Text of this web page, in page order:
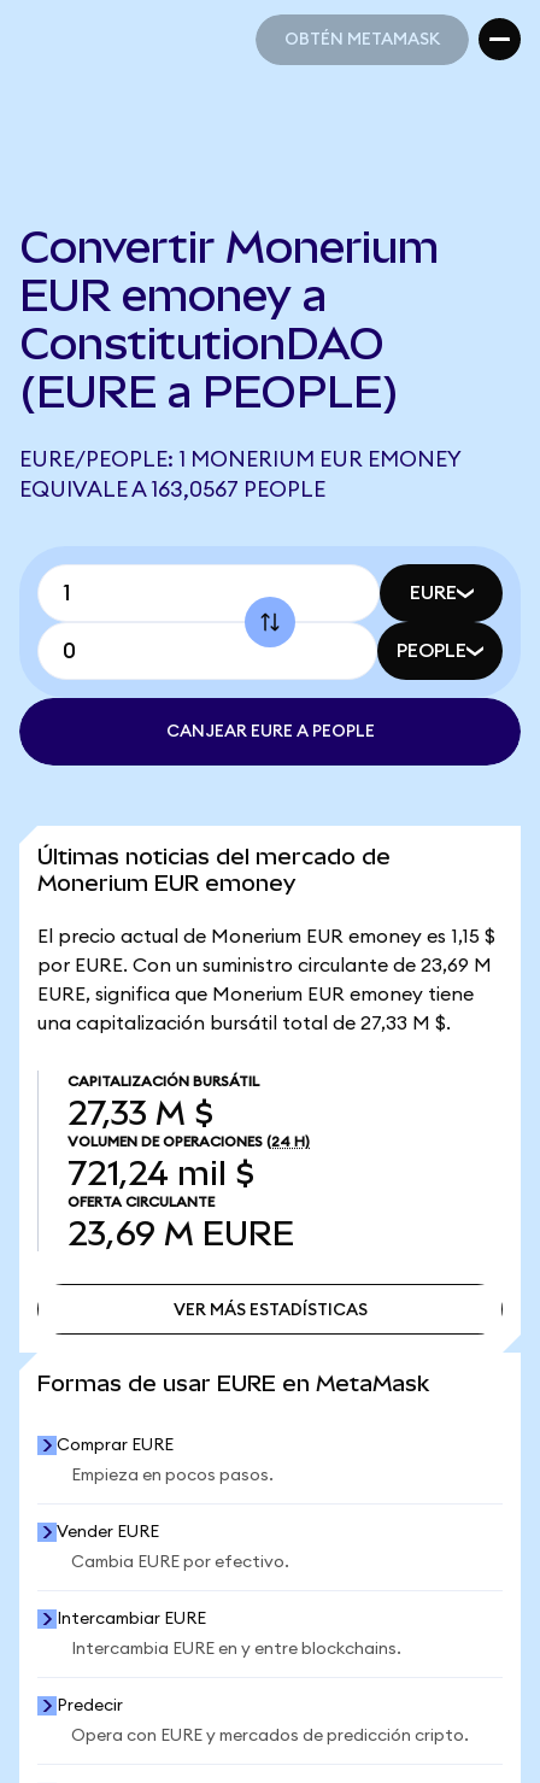
OBTÉN METAMASK
Convertir Monerium
EUR emoney a
ConstitutionDAO
(EURE a PEOPLE)
EURE/PEOPLE: 1 MONERIUM EUR EMONEY
EQUIVALE A 163,0567 PEOPLE
EURE
PEOPLE
CANJEAR EURE A PEOPLE
Últimas noticias del mercado de
Monerium EUR emoney
El precio actual de Monerium EUR emoney es 1,15 $
por EURE. Con un suministro circulante de 23,69 M
EURE, significa que Monerium EUR emoney tiene
una capitalización bursátil total de 27,33 M $.
CAPITALIZACIÓN BURSÁTIL
27,33 M $
VOLUMEN DE OPERACIONES (24 H)
721,24 mil $
OFERTA CIRCULANTE
23,69 M EURE
VER MÁS ESTADÍSTICAS
Formas de usar EURE en MetaMask
Comprar EURE
Empieza en pocos pasos.
Vender EURE
Cambia EURE por efectivo.
Intercambiar EURE
Intercambia EURE en y entre blockchains.
Predecir
Opera con EURE y mercados de predicción cripto.